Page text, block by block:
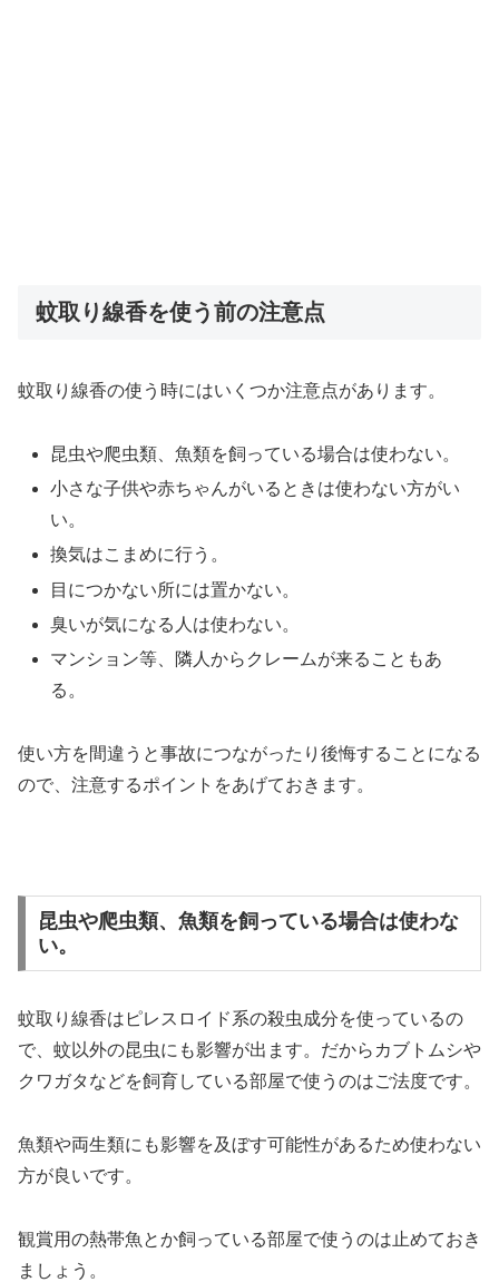
蚊取り線香を使う前の注意点
蚊取り線香の使う時にはいくつか注意点があります。
昆虫や爬虫類、魚類を飼っている場合は使わない。
小さな子供や赤ちゃんがいるときは使わない方がい
い。
換気はこまめに行う。
目につかない所には置かない。
臭いが気になる人は使わない。
マンション等、隣人からクレームが来ることもあ
る。
使い方を間違うと事故につながったり後悔することになる
ので、注意するポイントをあげておきます。
昆虫や爬虫類、魚類を飼っている場合は使わな
い。
蚊取り線香はピレスロイド系の殺虫成分を使っているの
で、蚊以外の昆虫にも影響が出ます。だからカブトムシや
クワガタなどを飼育している部屋で使うのはご法度です。
魚類や両生類にも影響を及ぼす可能性があるため使わない
方が良いです。
観賞用の熱帯魚とか飼っている部屋で使うのは止めておき
ましょう。